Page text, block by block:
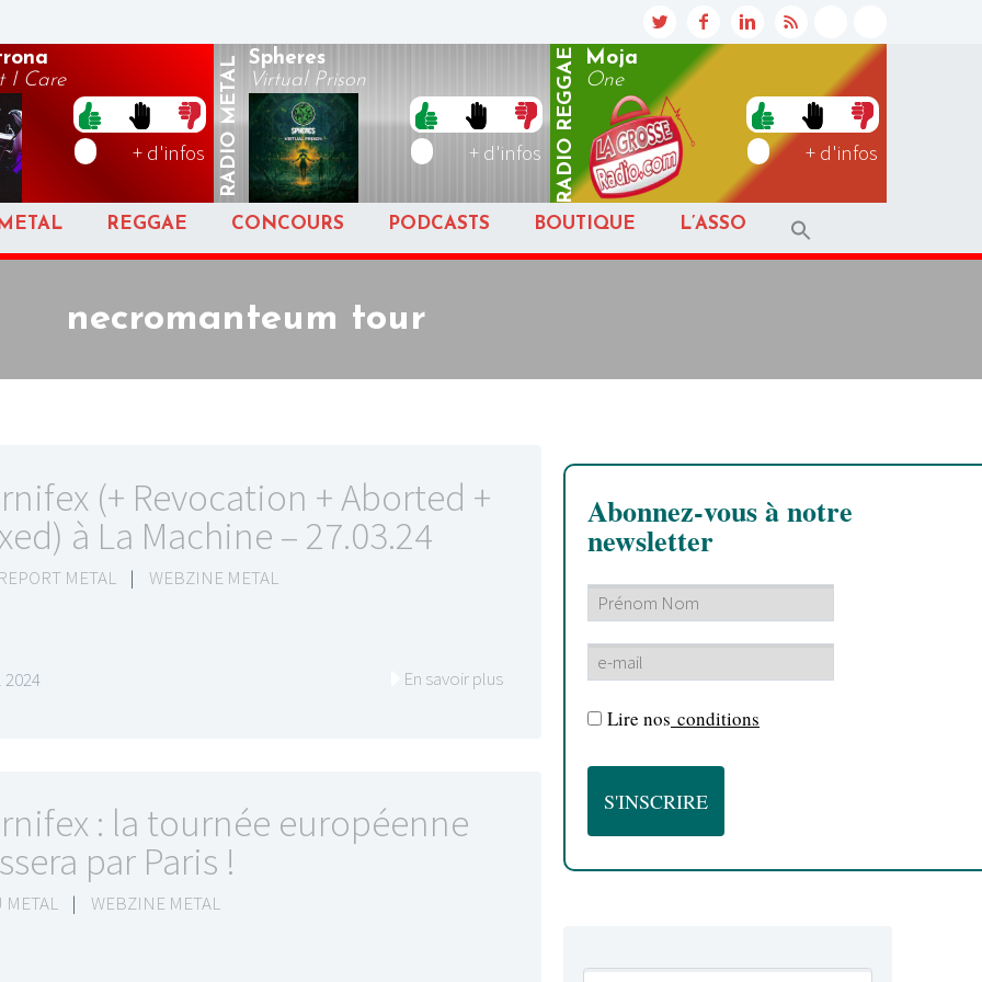
I Care
+ d'infos RADIO
METAL Spheres
Virtual Prison
+ d'infos RADIO
REGGAE
Moja
One
+ d'infos
REGGAE CONCOURS PODCASTS BOUTIQUE L’ASSO
necromanteum tour
(+ Revocation + Aborted +
à La Machine – 27.03.24
METAL | WEBZINE METAL
2024 En savoir plus
: la tournée européenne
par Paris !
METAL | WEBZINE METAL
Abonnez-vous à notre
newsletter
Lire nos conditions